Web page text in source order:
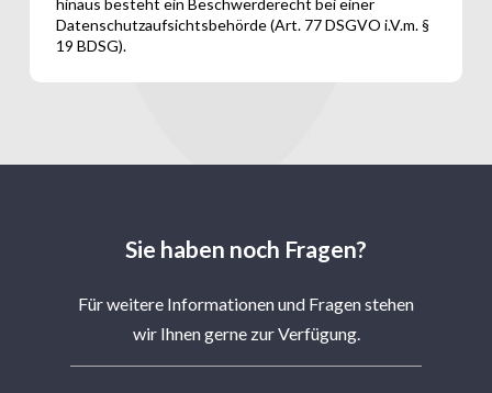
hinaus besteht ein Beschwerderecht bei einer
Datenschutzaufsichtsbehörde (Art. 77 DSGVO i.V.m. §
19 BDSG).
Sie haben noch Fragen?
Für weitere Informationen und Fragen stehen
wir Ihnen gerne zur Verfügung.